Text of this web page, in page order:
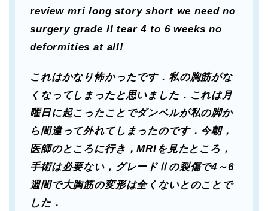
review mri long story short we need no
surgery grade II tear 4 to 6 weeks no
deformities at all!
これはかなり怖かったです．私の胸筋がな
くなってしまったと思いました．これは月
曜日に起こったことでダンベルが私の脚か
ら間違って外れてしまったのです．今朝，
医師のところに行き，MRIを見たところ，
手術は必要ない，グレードⅡの裂傷で4～6
週間で大胸筋の変形は全くないとのことで
した．